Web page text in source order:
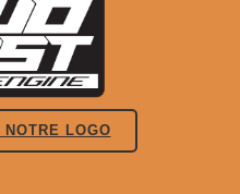
LOGO